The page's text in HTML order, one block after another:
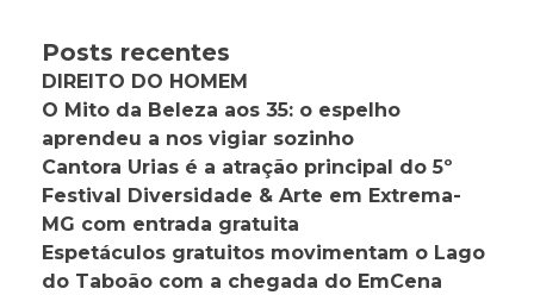
Posts recentes
DIREITO DO HOMEM
O Mito da Beleza aos 35: o espelho
aprendeu a nos vigiar sozinho
Cantora Urias é a atração principal do 5º
Festival Diversidade & Arte em Extrema-
MG com entrada gratuita
Espetáculos gratuitos movimentam o Lago
do Taboão com a chegada do EmCena